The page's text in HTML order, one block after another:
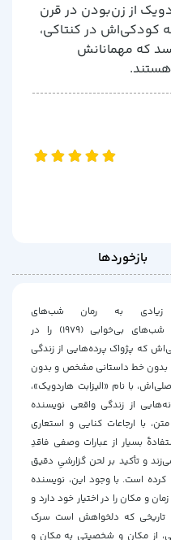
از زن‌بودن در قرن
کودکی‌اش در کنتاکی،
که مهمانانش
هستند.
بازخوردها
زیادی به رمان
شب‌های
شب‌‌های بی‌خوابی
(۱۹۷۹) را در
که پژواک پرده‌هایی از زندگی
بدون خط داستانی مشخص و بدون
با نام «الیزابت هاردویک»،
از زندگی واقعی نویسنده
با ارجاعات کنایی و استعاری
بسیار از عبارات وصفی فاقدِ
و تأکید بر لحن گزارشیِ دقیق
کرده است. با وجود این، نویسنده
و مکان را در اختیار خود دارد و
تاریخی که دلخواهش است سرک
از مکان و شخصیتی به مکان و